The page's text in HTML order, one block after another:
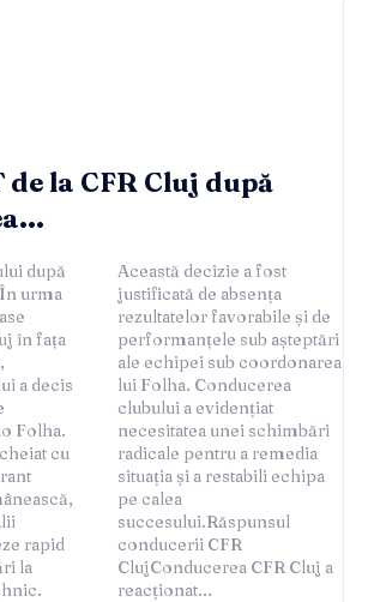
de la CFR Cluj după
după
urma
în fața
a decis
Folha.
cu
rapid
la
a fost
de
a
reacționat...